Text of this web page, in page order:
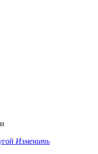
Изменить